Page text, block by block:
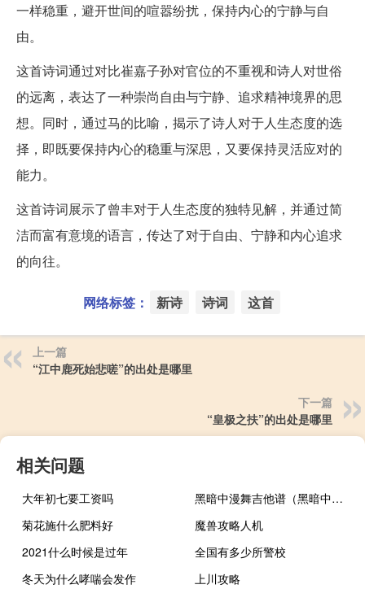
一样稳重，避开世间的喧嚣纷扰，保持内心的宁静与自
由。
这首诗词通过对比崔嘉子孙对官位的不重视和诗人对世俗
的远离，表达了一种崇尚自由与宁静、追求精神境界的思
想。同时，通过马的比喻，揭示了诗人对于人生态度的选
择，即既要保持内心的稳重与深思，又要保持灵活应对的
能力。
这首诗词展示了曾丰对于人生态度的独特见解，并通过简
洁而富有意境的语言，传达了对于自由、宁静和内心追求
的向往。
网络标签： 新诗 诗词 这首
上一篇
“江中鹿死始悲嗟”的出处是哪里
下一篇
“皇极之扶”的出处是哪里
相关问题
大年初七要工资吗
黑暗中漫舞吉他谱（黑暗中漫舞）
菊花施什么肥料好
魔兽攻略人机
2021什么时候是过年
全国有多少所警校
冬天为什么哮喘会发作
上川攻略